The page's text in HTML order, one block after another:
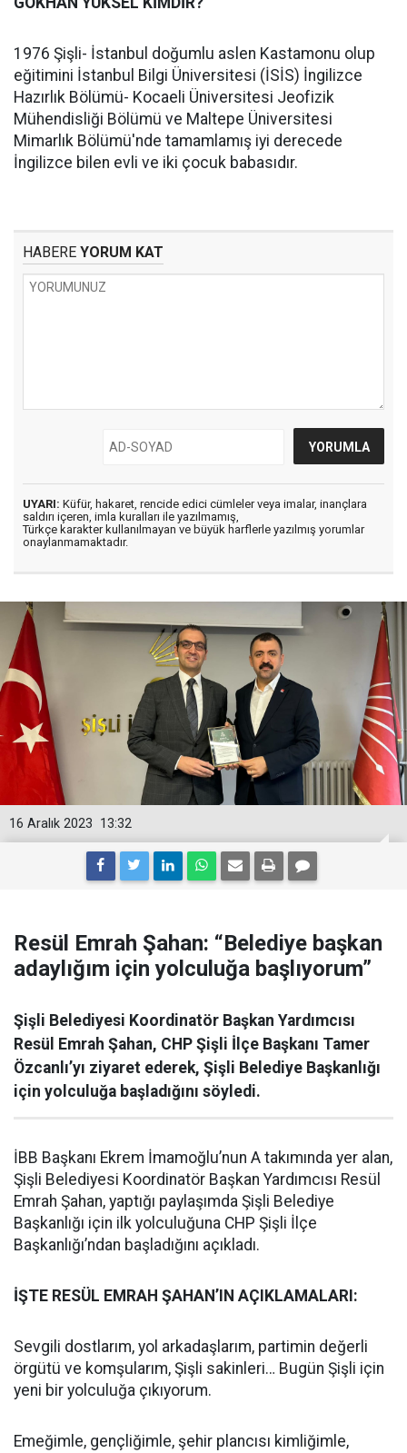
1976 Şişli- İstanbul doğumlu aslen Kastamonu olup
eğitimini İstanbul Bilgi Üniversitesi (İSİS) İngilizce
Hazırlık Bölümü- Kocaeli Üniversitesi Jeofizik
Mühendisliği Bölümü ve Maltepe Üniversitesi
Mimarlık Bölümü'nde tamamlamış iyi derecede
İngilizce bilen evli ve iki çocuk babasıdır.
HABERE YORUM KAT
UYARI: Küfür, hakaret, rencide edici cümleler veya imalar, inançlara
saldırı içeren, imla kuralları ile yazılmamış,
Türkçe karakter kullanılmayan ve büyük harflerle yazılmış yorumlar
onaylanmamaktadır.
13:32
16 Aralık 2023
Resül Emrah Şahan: “Belediye başkan
adaylığım için yolculuğa başlıyorum”
Şişli Belediyesi Koordinatör Başkan Yardımcısı
Resül Emrah Şahan, CHP Şişli İlçe Başkanı Tamer
Özcanlı’yı ziyaret ederek, Şişli Belediye Başkanlığı
için yolculuğa başladığını söyledi.
İBB Başkanı Ekrem İmamoğlu’nun A takımında yer alan,
Şişli Belediyesi Koordinatör Başkan Yardımcısı Resül
Emrah Şahan, yaptığı paylaşımda Şişli Belediye
Başkanlığı için ilk yolculuğuna CHP Şişli İlçe
Başkanlığı’ndan başladığını açıkladı.
İŞTE RESÜL EMRAH ŞAHAN’IN AÇIKLAMALARI:
Sevgili dostlarım, yol arkadaşlarım, partimin değerli
örgütü ve komşularım, Şişli sakinleri… Bugün Şişli için
yeni bir yolculuğa çıkıyorum.
Emeğimle, gençliğimle, şehir plancısı kimliğimle,